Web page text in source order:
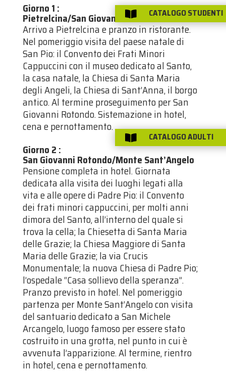
Giorno 1 :
Pietrelcina/San Giovanni Rotondo
Arrivo a Pietrelcina e pranzo in ristorante.
Nel pomeriggio visita del paese natale di
San Pio: il Convento dei Frati Minori
Cappuccini con il museo dedicato al Santo,
la casa natale, la Chiesa di Santa Maria
degli Angeli, la Chiesa di Sant’Anna, il borgo
antico. Al termine proseguimento per San
Giovanni Rotondo. Sistemazione in hotel,
cena e pernottamento.
Giorno 2 :
San Giovanni Rotondo/Monte Sant’Angelo
Pensione completa in hotel. Giornata
dedicata alla visita dei luoghi legati alla
vita e alle opere di Padre Pio: il Convento
dei frati minori cappuccini, per molti anni
dimora del Santo, all’interno del quale si
trova la cella; la Chiesetta di Santa Maria
delle Grazie; la Chiesa Maggiore di Santa
Maria delle Grazie; la via Crucis
Monumentale; la nuova Chiesa di Padre Pio;
l’ospedale “Casa sollievo della speranza”.
Pranzo previsto in hotel. Nel pomeriggio
partenza per Monte Sant’Angelo con visita
del santuario dedicato a San Michele
Arcangelo, luogo famoso per essere stato
costruito in una grotta, nel punto in cui è
avvenuta l’apparizione. Al termine, rientro
in hotel, cena e pernottamento.
 CATALOGO STUDENTI
 CATALOGO ADULTI